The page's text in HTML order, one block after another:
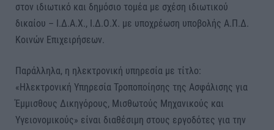
στον ιδιωτικό και δημόσιο τομέα με σχέση ιδιωτικού
δικαίου – Ι.Δ.Α.Χ., Ι.Δ.Ο.Χ. με υποχρέωση υποβολής Α.Π.Δ.
Κοινών Επιχειρήσεων.
Παράλληλα, η ηλεκτρονική υπηρεσία με τίτλο:
«Ηλεκτρονική Υπηρεσία Τροποποίησης της Ασφάλισης για
Έμμισθους Δικηγόρους, Μισθωτούς Μηχανικούς και
Υγειονομικούς» είναι διαθέσιμη στους εργοδότες για την